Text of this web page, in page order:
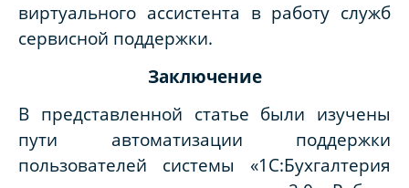
виртуального ассистента в работу служб
сервисной поддержки.
Заключение
В представленной статье были изучены
пути автоматизации поддержки
пользователей системы «1С:Бухгалтерия